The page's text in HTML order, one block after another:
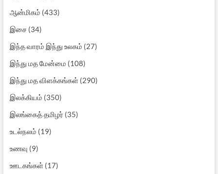
ஆன்மிகம் (433)
இசை(34)
இந்த வாரம் இந்து உலகம் (27)
இந்து மத மேன்மை (108)
இந்து மத விளக்கங்கள்(290)
இலக்கியம் (350)
இலங்கைத் தமிழர் (35)
உடல்நலம் (19)
உணவு (9)
ஊடகங்கள்(17)